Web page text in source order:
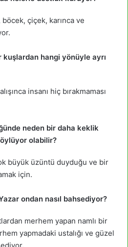
çiçek, karınca ve
hangi yönüyle ayrı
insanı hiç bırakmaması
neden bir daha keklik
olabilir?
büyük üzüntü duyduğu ve bir
için.
ondan nasıl bahsediyor?
merhem yapan namlı bir
yapmadaki ustalığı ve güzel